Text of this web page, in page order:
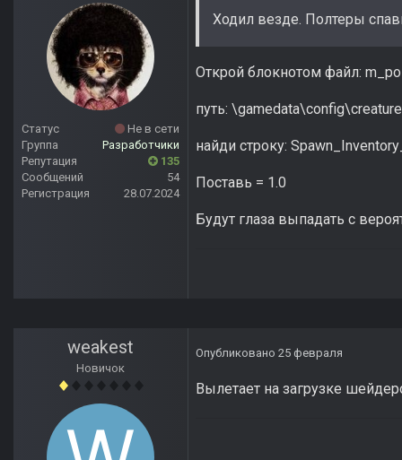
Статус
Не в сети
Группа
Разработчики
Репутация
135
Сообщений
54
Регистрация
28.07.2024
Ходил везде. Полтеры
Открой блокнотом файл:
путь:
найди строку:
Поставь = 1.0
Будут глаза выпадать с
weakest
Новичок
Опубликовано 25 февраля
Вылетает на загрузке